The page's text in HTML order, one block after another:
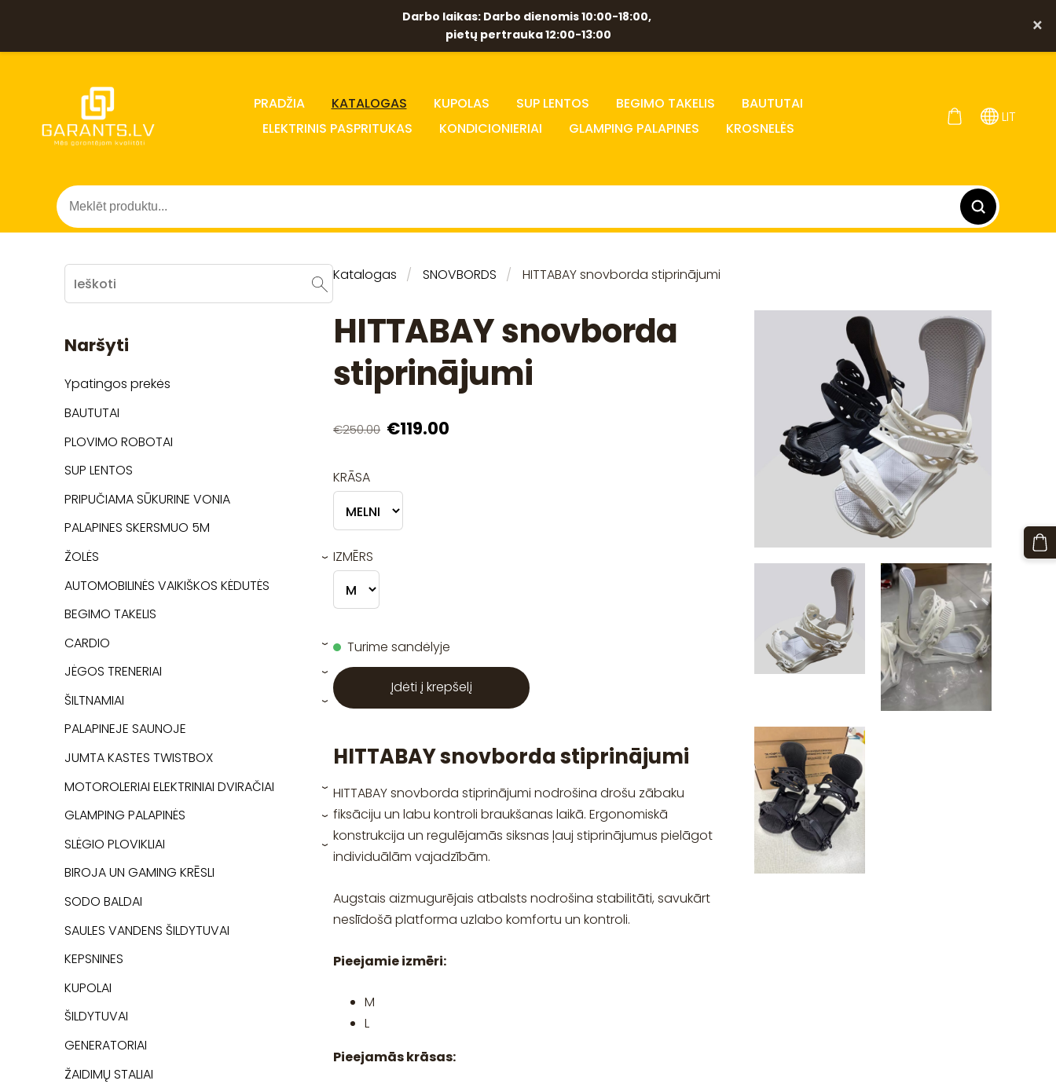
Darbo laikas: Darbo dienomis 10:00-18:00,
pietų pertrauka 12:00-13:00
×
PRADŽIA KATALOGAS KUPOLAS SUP LENTOS BEGIMO TAKELIS
BAUTUTAI
ELEKTRINIS PASPRITUKAS
KONDICIONIERIAI GLAMPING PALAPINES KROSNELĖS
LIT
Naršyti
Ypatingos prekės
BAUTUTAI
PLOVIMO ROBOTAI
SUP LENTOS
PRIPUČIAMA SŪKURINE VONIA
PALAPINES SKERSMUO 5M
ŽOLĖS
›
AUTOMOBILINĖS VAIKIŠKOS KĖDUTĖS
BEGIMO TAKELIS
CARDIO
›
JĖGOS TRENERIAI ›
ŠILTNAMIAI ›
PALAPINEJE SAUNOJE
JUMTA KASTES TWISTBOX
MOTOROLERIAI ELEKTRINIAI DVIRAČIAI
›
GLAMPING PALAPINĖS ›
SLĖGIO PLOVIKLIAI ›
BIROJA UN GAMING KRĒSLI
SODO BALDAI
SAULES VANDENS ŠILDYTUVAI
KEPSNINES
KUPOLAI
ŠILDYTUVAI
GENERATORIAI
ŽAIDIMŲ STALIAI
Katalogas SNOVBORDS HITTABAY snovborda stiprinājumi
HITTABAY snovborda
stiprinājumi
€250.00 €119.00
KRĀSA
IZMĒRS
Turime sandėlyje
Įdėti į krepšelį
HITTABAY snovborda stiprinājumi
HITTABAY snovborda stiprinājumi nodrošina drošu zābaku
fiksāciju un labu kontroli braukšanas laikā. Ergonomiskā
konstrukcija un regulējamās siksnas ļauj stiprinājumus pielāgot
individuālām vajadzībām.
Augstais aizmugurējais atbalsts nodrošina stabilitāti, savukārt
neslīdošā platforma uzlabo komfortu un kontroli.
Pieejamie izmēri:
M
L
Pieejamās krāsas: